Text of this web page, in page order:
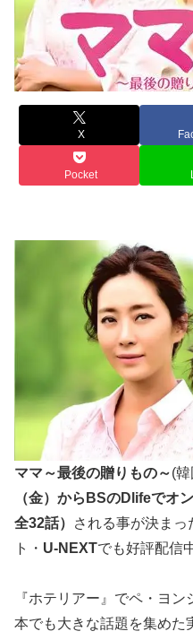
X
Pocket
ママ～最後の贈りもの～(韓
（金）からBSのDlifeでオ
全32話）
される事が決まっ
ト・ U-NEXTでも好評配信
『ホテリアー』でペ・ヨ
本でも大きな話題を集めた